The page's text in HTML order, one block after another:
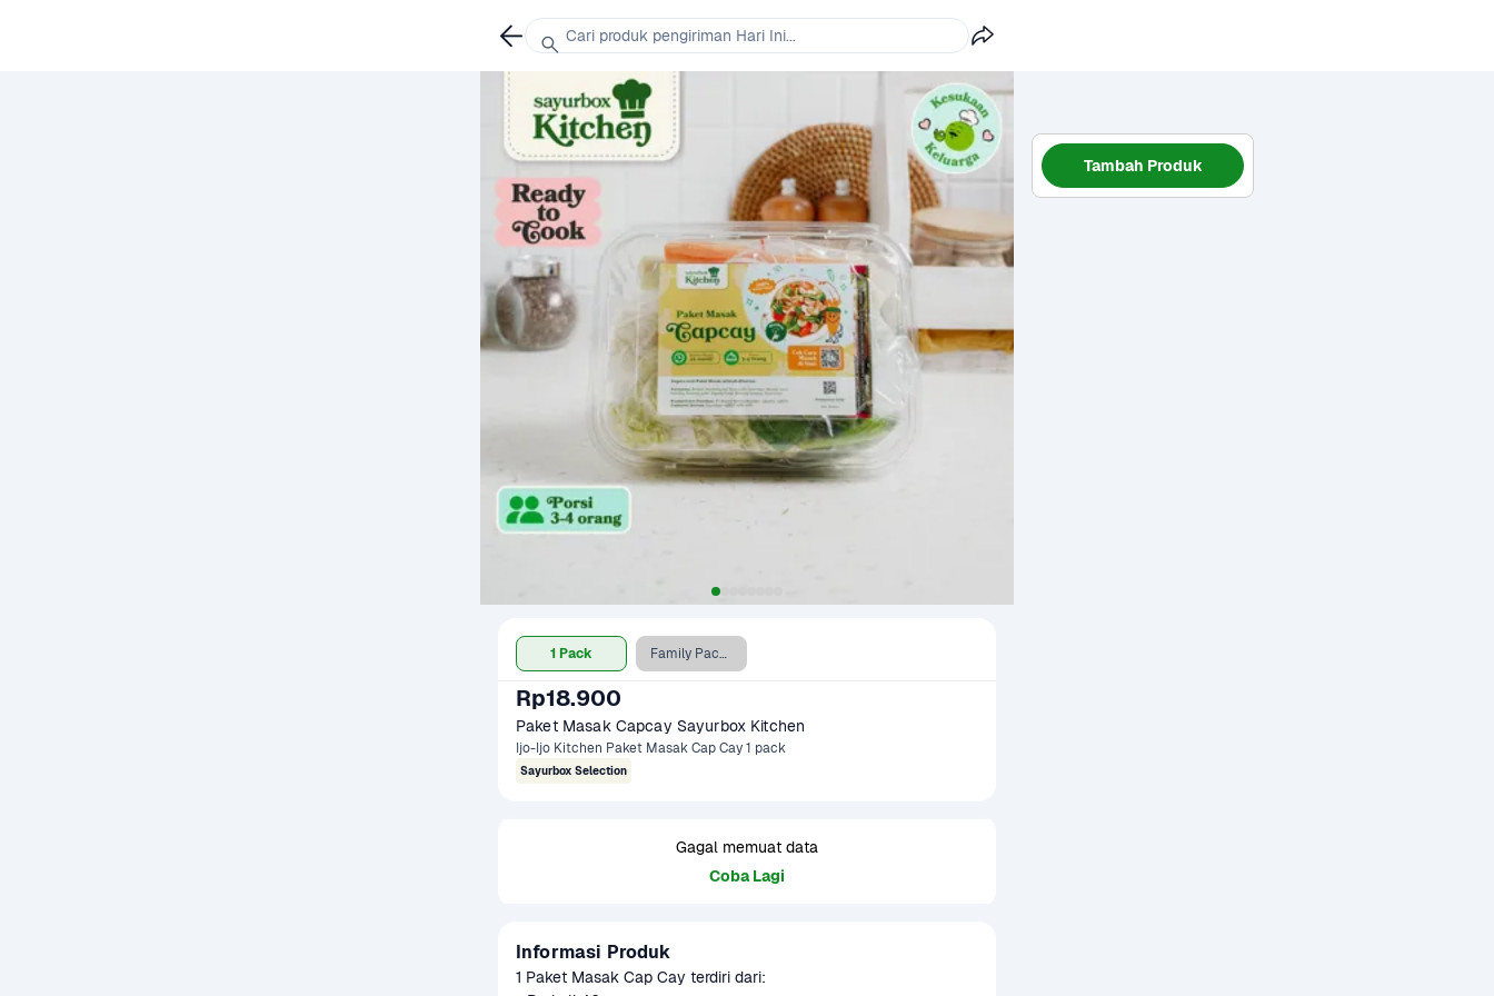
1 Pack Family Pack (4-5 Porsi)
Rp18.900
Paket Masak Capcay Sayurbox Kitchen
Ijo-Ijo Kitchen Paket Masak Cap Cay 1 pack
Sayurbox Selection
Gagal memuat data
Coba Lagi
Informasi Produk
1 Paket Masak Cap Cay terdiri dari:
Tambah Produk
Cari produk pengiriman Hari Ini...